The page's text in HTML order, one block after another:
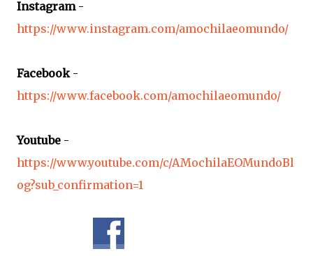
Instagram-
https://www.instagram.com/amochilaeomundo/
Facebook-
https://www.facebook.com/amochilaeomundo/
Youtube -
https://www.youtube.com/c/AMochilaEOMundoBl
og?sub_confirmation=1